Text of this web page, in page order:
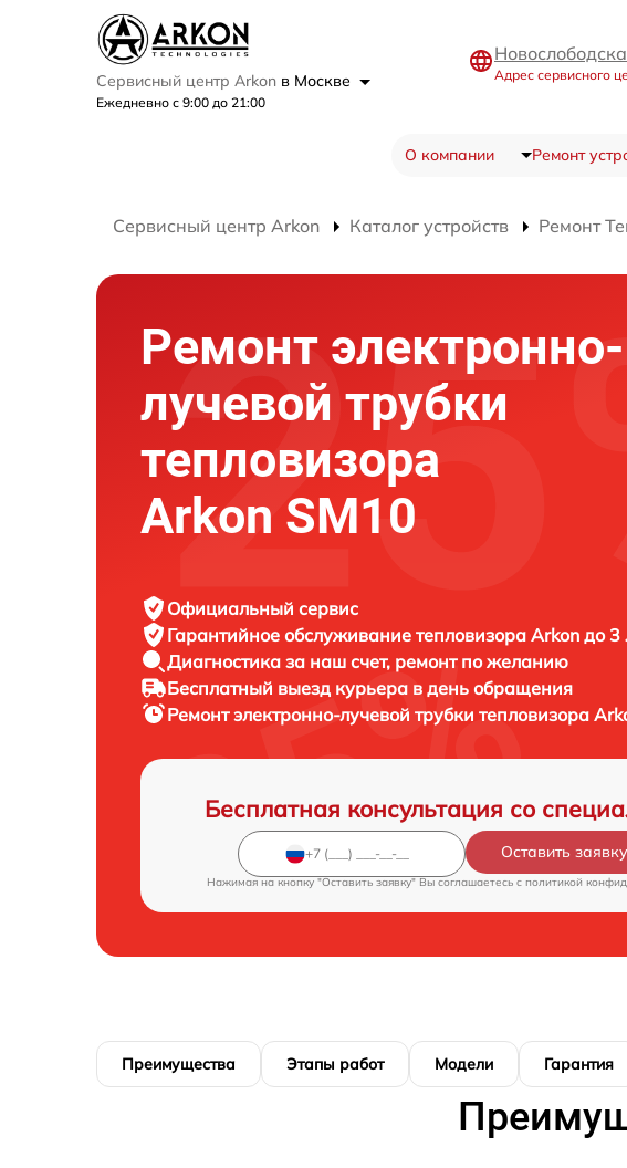
Сервисный центр Arkon в Москве
Ежедневно с 9:00 до 21:00
Адрес сервисного
О компании Ремонт
Сервисный центр Arkon Каталог устройств Ремонт
Ремонт электронно-
лучевой трубки
тепловизора
Arkon SM10
Официальный сервис
Гарантийное обслуживание тепловизора Arkon до 3
Диагностика за наш счет, ремонт по желанию
Бесплатный выезд курьера в день обращения
Ремонт электронно-лучевой трубки тепловизора
Бесплатная консультация со
Оставить заявку
Нажимая на кнопку "Оставить заявку" Вы соглашаетесь c политикой
Преимущества Этапы работ Модели Гарантия